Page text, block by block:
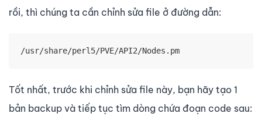
rồi, thì chúng ta cần chỉnh sửa file ở đường dẫn:
/usr/share/perl5/PVE/API2/Nodes.pm
Tốt nhất, trước khi chỉnh sửa file này, bạn hãy tạo 1
bản backup và tiếp tục tìm dòng chứa đoạn code sau: